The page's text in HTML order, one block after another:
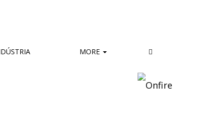
MORE